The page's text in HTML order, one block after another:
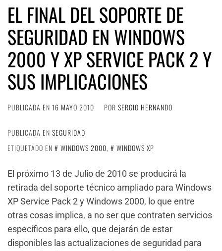
EL FINAL DEL SOPORTE DE
SEGURIDAD EN WINDOWS
2000 Y XP SERVICE PACK 2 Y
SUS IMPLICACIONES
PUBLICADA EN 16 MAYO 2010 POR SERGIO HERNANDO
PUBLICADA EN SEGURIDAD
ETIQUETADO EN
WINDOWS 2000, WINDOWS XP
El próximo 13 de Julio de 2010 se producirá la
retirada del soporte técnico ampliado para Windows
XP Service Pack 2 y Windows 2000, lo que entre
otras cosas implica, a no ser que contraten servicios
específicos para ello, que dejarán de estar
disponibles las actualizaciones de seguridad para